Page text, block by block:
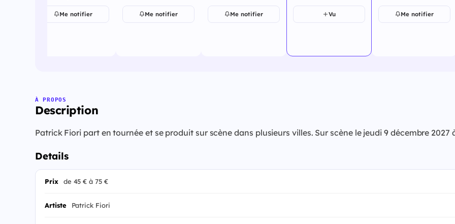
Me notifier Me notifier Me notifier Vu Me notifier
À PROPOS
Description
Patrick Fiori part en tournée et se produit sur scène dans plusieurs villes. Sur scène le jeudi 9 décembre 2027
Details
Prix de 45 € à 75 €
Artiste Patrick Fiori